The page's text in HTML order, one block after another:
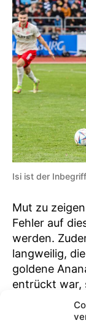
Isi ist der
Mut zu
Fehler auf
werden.
langweilig,
goldene
entrückt war,
kleine
einen in